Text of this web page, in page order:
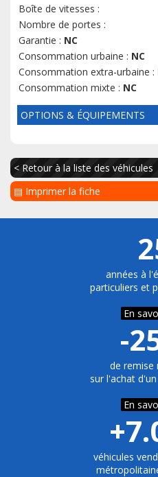
Boîte de vitesses :
Nombre de portes :
Garantie : NC
Consommation urbaine : NC
Consommation extra-urbaine :
Consommation mixte : NC
OPTIONS & ÉQUIPEMENTS
< Retour à la liste des véhicules
▤ Imprimer la fiche
années à
particuliers et
En
-
de remise
sur l'achat
En
véhicules